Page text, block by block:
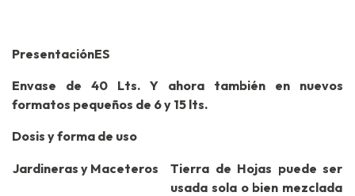
PresentaciónES
Envase de 40 Lts. Y ahora también en nuevos
formatos pequeños de 6 y 15 lts.
Dosis y forma de uso
Jardineras y Maceteros
Tierra de Hojas puede ser
usada sola o bien mezclada